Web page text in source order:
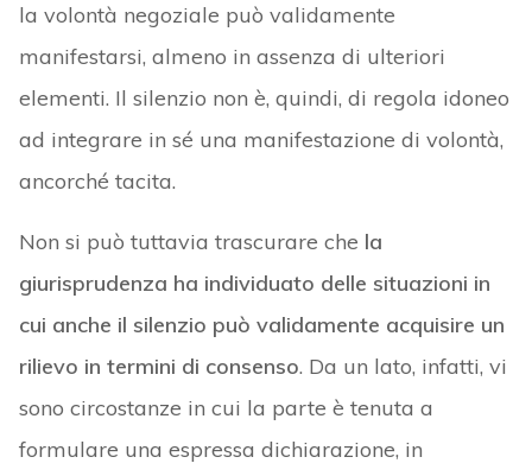
la volontà negoziale può validamente
manifestarsi, almeno in assenza di ulteriori
elementi. Il silenzio non è, quindi, di regola idoneo
ad integrare in sé una manifestazione di volontà,
ancorché tacita.
Non si può tuttavia trascurare che la
giurisprudenza ha individuato delle situazioni in
cui anche il silenzio può validamente acquisire un
rilievo in termini di consenso. Da un lato, infatti, vi
sono circostanze in cui la parte è tenuta a
formulare una espressa dichiarazione, in